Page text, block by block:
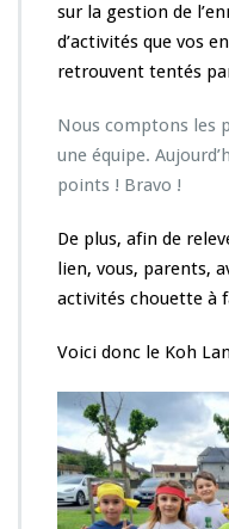
sur la gestion de
d’activités que vos
retrouvent tentés
Nous comptons les
une équipe.
points ! Bravo !
De plus, afin de
lien, vous, parents,
activités chouette à
Voici donc le Koh